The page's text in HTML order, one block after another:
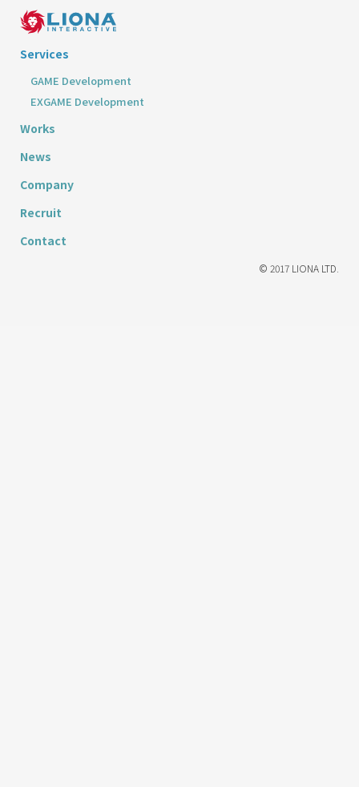
Services
GAME Development
EXGAME Development
Works
News
Company
Recruit
Contact
© 2017 LIONA LTD.